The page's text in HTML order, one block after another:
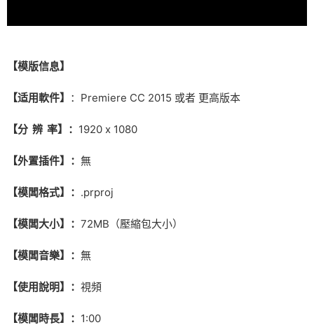
【模版信息】
【适用軟件】 ：Premiere CC 2015 或者 更高版本
【分 辨 率】： 1920 x 1080
【外置插件】： 無
【模闆格式】： .prproj
【模闆大小】： 72MB（壓縮包大小）
【模闆音樂】： 無
【使用說明】： 視頻
【模闆時長】： 1:00